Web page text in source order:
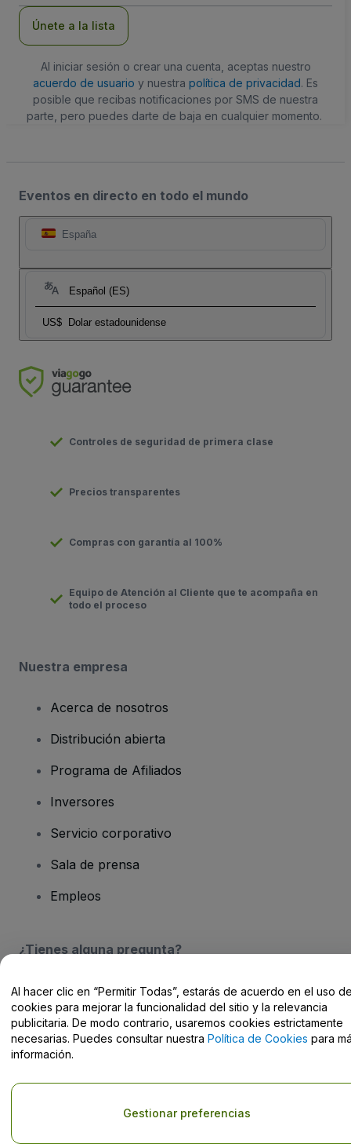
Únete a la lista
Al iniciar sesión o crear una cuenta, aceptas nuestro
acuerdo de usuario y nuestra política de privacidad. Es
posible que recibas notificaciones por SMS de nuestra
parte, pero puedes darte de baja en cualquier momento.
Eventos en directo en todo el mundo
España
Español (ES)
US$ Dolar estadounidense
Controles de seguridad de primera clase
Precios transparentes
Compras con garantía al 100%
Equipo de Atención al Cliente que te acompaña en
todo el proceso
Nuestra empresa
Acerca de nosotros
Distribución abierta
Programa de Afiliados
Inversores
Servicio corporativo
Sala de prensa
Empleos
¿Tienes alguna pregunta?
Centro de Ayuda / Contacto
Derechos reservados © viagogo Entertainment Inc 2026 Datos de
El uso de este sitio web constituye la aceptación de los
Política de Privacidad, de laPolítica de Cookies
Al hacer clic en “Permitir Todas”, estarás de acuerdo en el uso
cookies para mejorar la funcionalidad del sitio y la relevancia
publicitaria. De modo contrario, usaremos cookies estrictamente
necesarias. Puedes consultar nuestra Política de Cookies para
información.
Gestionar preferencias